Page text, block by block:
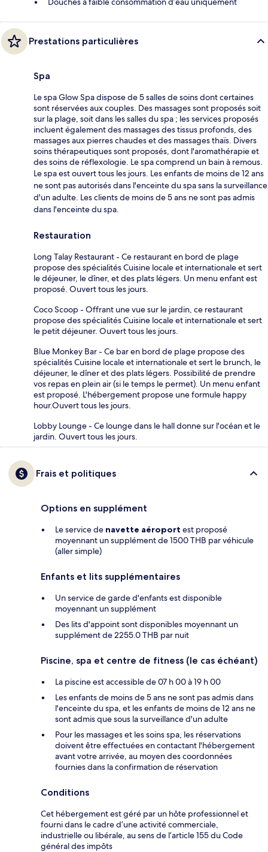
Prestations particulières
Spa
Le spa Glow Spa dispose de 5 salles de soins dont certaines
sont réservées aux couples. Des massages sont proposés soit
sur la plage, soit dans les salles du spa ; les services proposés
incluent également des massages des tissus profonds, des
massages aux pierres chaudes et des massages thaïs. Divers
soins thérapeutiques sont proposés, dont l'aromathérapie et
des soins de réflexologie. Le spa comprend un bain à remous.
Le spa est ouvert tous les jours. Les enfants de moins de 12 ans
ne sont pas autorisés dans l'enceinte du spa sans la surveillance
d'un adulte. Les clients de moins de 5 ans ne sont pas admis
dans l'enceinte du spa.
Restauration
Long Talay Restaurant - Ce restaurant en bord de plage
propose des spécialités Cuisine locale et internationale et sert
le déjeuner, le dîner, et des plats légers. Un menu enfant est
proposé. Ouvert tous les jours.
Coco Scoop - Offrant une vue sur le jardin, ce restaurant
propose des spécialités Cuisine locale et internationale et sert
le petit déjeuner. Ouvert tous les jours.
Blue Monkey Bar - Ce bar en bord de plage propose des
spécialités Cuisine locale et internationale et sert le brunch, le
déjeuner, le dîner et des plats légers. Possibilité de prendre
vos repas en plein air (si le temps le permet). Un menu enfant
est proposé. L'hébergement propose une formule happy
hour.Ouvert tous les jours.
Lobby Lounge - Ce lounge dans le hall donne sur l'océan et le
jardin. Ouvert tous les jours.
Frais et politiques
Options en supplément
Le service de navette aéroport est proposé
moyennant un supplément de 1500 THB par véhicule
(aller simple)
Enfants et lits supplémentaires
Un service de garde d'enfants est disponible
moyennant un supplément
Des lits d'appoint sont disponibles moyennant un
supplément de 2255.0 THB par nuit
Piscine, spa et centre de fitness (le cas échéant)
La piscine est accessible de 07 h 00 à 19 h 00
Les enfants de moins de 5 ans ne sont pas admis dans
l'enceinte du spa, et les enfants de moins de 12 ans ne
sont admis que sous la surveillance d'un adulte
Pour les massages et les soins spa, les réservations
doivent être effectuées en contactant l'hébergement
avant votre arrivée, au moyen des coordonnées
fournies dans la confirmation de réservation
Conditions
Cet hébergement est géré par un hôte professionnel et
fourni dans le cadre d’une activité commerciale,
industrielle ou libérale, au sens de l’article 155 du Code
général des impôts